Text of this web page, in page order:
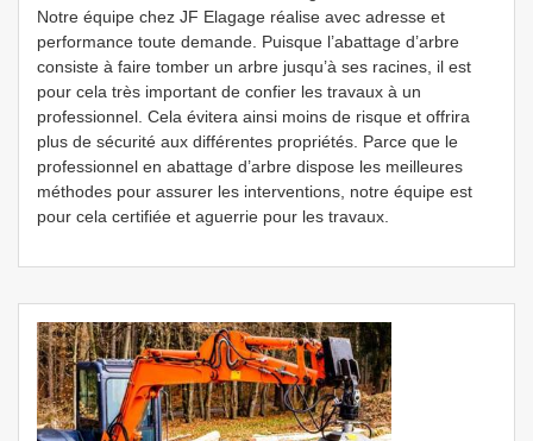
Notre équipe chez JF Elagage réalise avec adresse et
performance toute demande. Puisque l’abattage d’arbre
consiste à faire tomber un arbre jusqu’à ses racines, il est
pour cela très important de confier les travaux à un
professionnel. Cela évitera ainsi moins de risque et offrira
plus de sécurité aux différentes propriétés. Parce que le
professionnel en abattage d’arbre dispose les meilleures
méthodes pour assurer les interventions, notre équipe est
pour cela certifiée et aguerrie pour les travaux.